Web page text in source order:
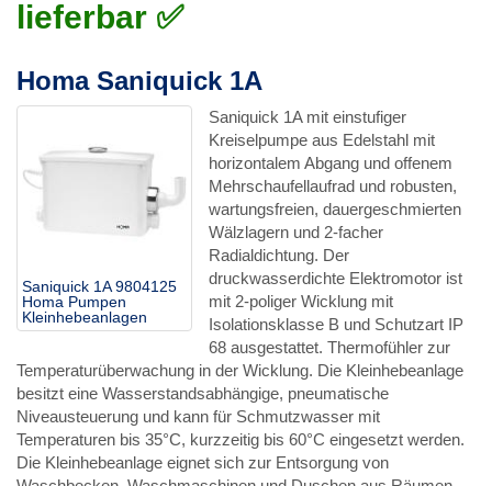
lieferbar ✅
Homa Saniquick 1A
Saniquick 1A 9804125
Homa Pumpen
Kleinhebeanlagen
Saniquick 1A mit einstufiger
Kreiselpumpe aus Edelstahl mit
horizontalem Abgang und offenem
Mehrschaufellaufrad und robusten,
wartungsfreien, dauergeschmierten
Wälzlagern und 2-facher
Radialdichtung. Der
druckwasserdichte Elektromotor ist
mit 2-poliger Wicklung mit
Isolationsklasse B und Schutzart IP
68 ausgestattet. Thermofühler zur
Temperaturüberwachung in der Wicklung. Die Kleinhebeanlage
besitzt eine Wasserstandsabhängige, pneumatische
Niveausteuerung und kann für Schmutzwasser mit
Temperaturen bis 35°C, kurzzeitig bis 60°C eingesetzt werden.
Die Kleinhebeanlage eignet sich zur Entsorgung von